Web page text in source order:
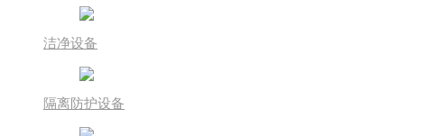
洁净设备
隔离防护设备